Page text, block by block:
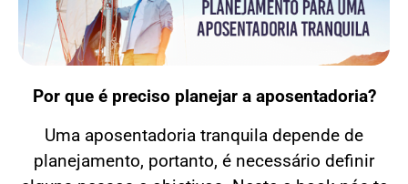
Por que é preciso planejar a aposentadoria?
Uma aposentadoria tranquila depende de
planejamento, portanto, é necessário definir